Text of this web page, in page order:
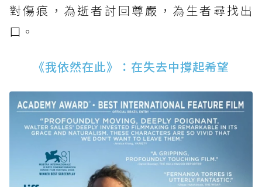
對傷痕，為逝者討回尊嚴，為生者尋找出
口。
《我依然在此》：在失去中撐起希望